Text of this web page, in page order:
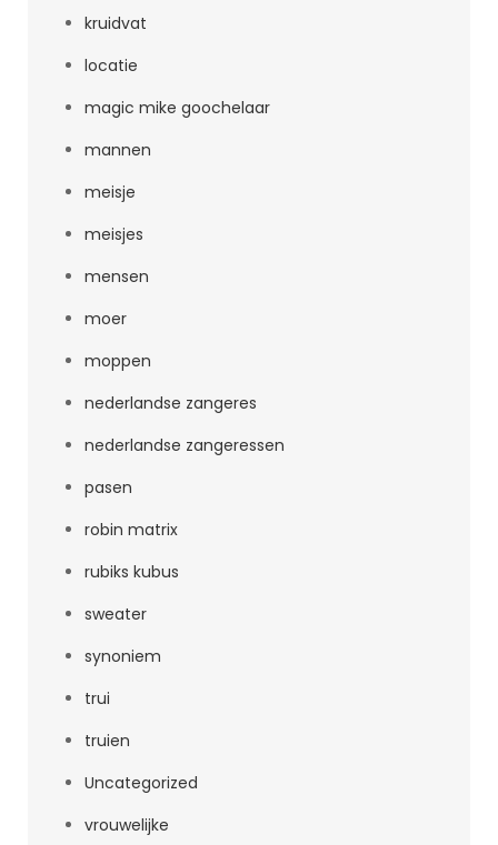
kruidvat
locatie
magic mike goochelaar
mannen
meisje
meisjes
mensen
moer
moppen
nederlandse zangeres
nederlandse zangeressen
pasen
robin matrix
rubiks kubus
sweater
synoniem
trui
truien
Uncategorized
vrouwelijke